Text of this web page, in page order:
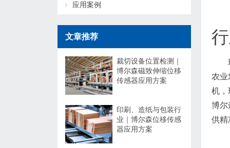
农业
机，
博尔
供精
应用案例
文章推荐
裁切设备位置检测｜
博尔森磁致伸缩位移
传感器应用方案
印刷、造纸与包装行
业｜博尔森位移传感
器应用方案